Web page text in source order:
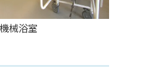
機械浴室